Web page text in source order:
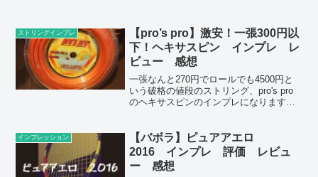
ストリングインプレ
【pro’s pro】激安！一張300円以
下！ヘキサスピン インプレ レ
ビュー 感想
一張なんと270円でロールでも4500円と
いう破格の値段のストリング、pro's pro
のヘキサスピンのインプレになります。
で品質も安心のものになっています。
インプレッション
【バボラ】ピュアアエロ
2016 インプレ 評価 レビュ
ー 感想